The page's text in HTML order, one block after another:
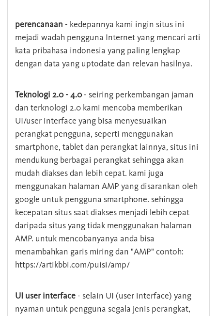
perencanaan - kedepannya kami ingin situs ini
mejadi wadah pengguna Internet yang mencari arti
kata pribahasa indonesia yang paling lengkap
dengan data yang uptodate dan relevan hasilnya.
Teknologi 2.0 - 4.0- seiring perkembangan jaman
dan terknologi 2.0 kami mencoba memberikan
UI/user interface yang bisa menyesuaikan
perangkat pengguna, seperti menggunakan
smartphone, tablet dan perangkat lainnya, situs ini
mendukung berbagai perangkat sehingga akan
mudah diakses dan lebih cepat. kami juga
menggunakan halaman AMP yang disarankan oleh
google untuk pengguna smartphone. sehingga
kecepatan situs saat diakses menjadi lebih cepat
daripada situs yang tidak menggunakan halaman
AMP. untuk mencobanyanya anda bisa
menambahkan garis miring dan "AMP" contoh:
https://artikbbi.com/puisi/amp/
UI user interface - selain UI (user interface) yang
nyaman untuk pengguna segala jenis perangkat,